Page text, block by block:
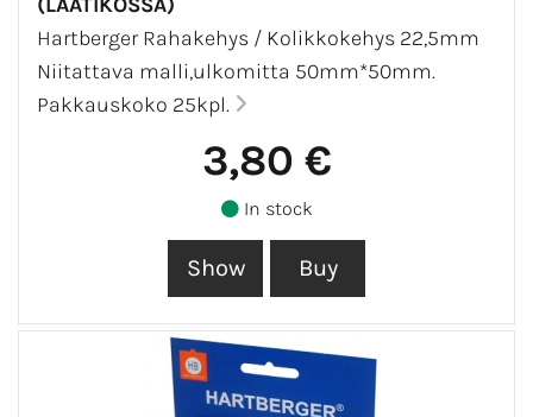
Hartberger Rahakehys / Kolikkokehys 22,5mm
Niitattava malli,ulkomitta 50mm*50mm.
Pakkauskoko 25kpl.
3,80 €
In stock